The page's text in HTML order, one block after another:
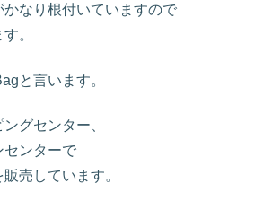
なり根付いていますので
。
と言います。
グセンター、
センターで
売しています。